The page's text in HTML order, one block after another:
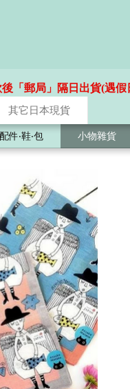
其它日本現貨
「郵局」隔日出貨(遇
配件‧鞋‧包 小物雜貨